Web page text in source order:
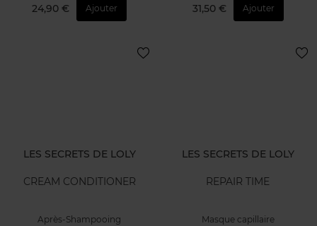
24,90 € Ajouter 31,50 € Ajouter
LES SECRETS DE LOLY
CREAM CONDITIONER
Après-Shampooing
LES SECRETS DE LOLY
REPAIR TIME
Masque capillaire